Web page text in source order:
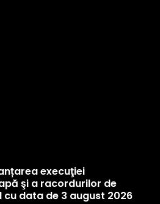
execuţiei
şi a racordurilor de
data de 3 august 2026